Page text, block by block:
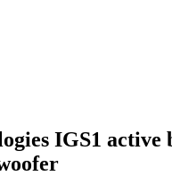
IGS1 active